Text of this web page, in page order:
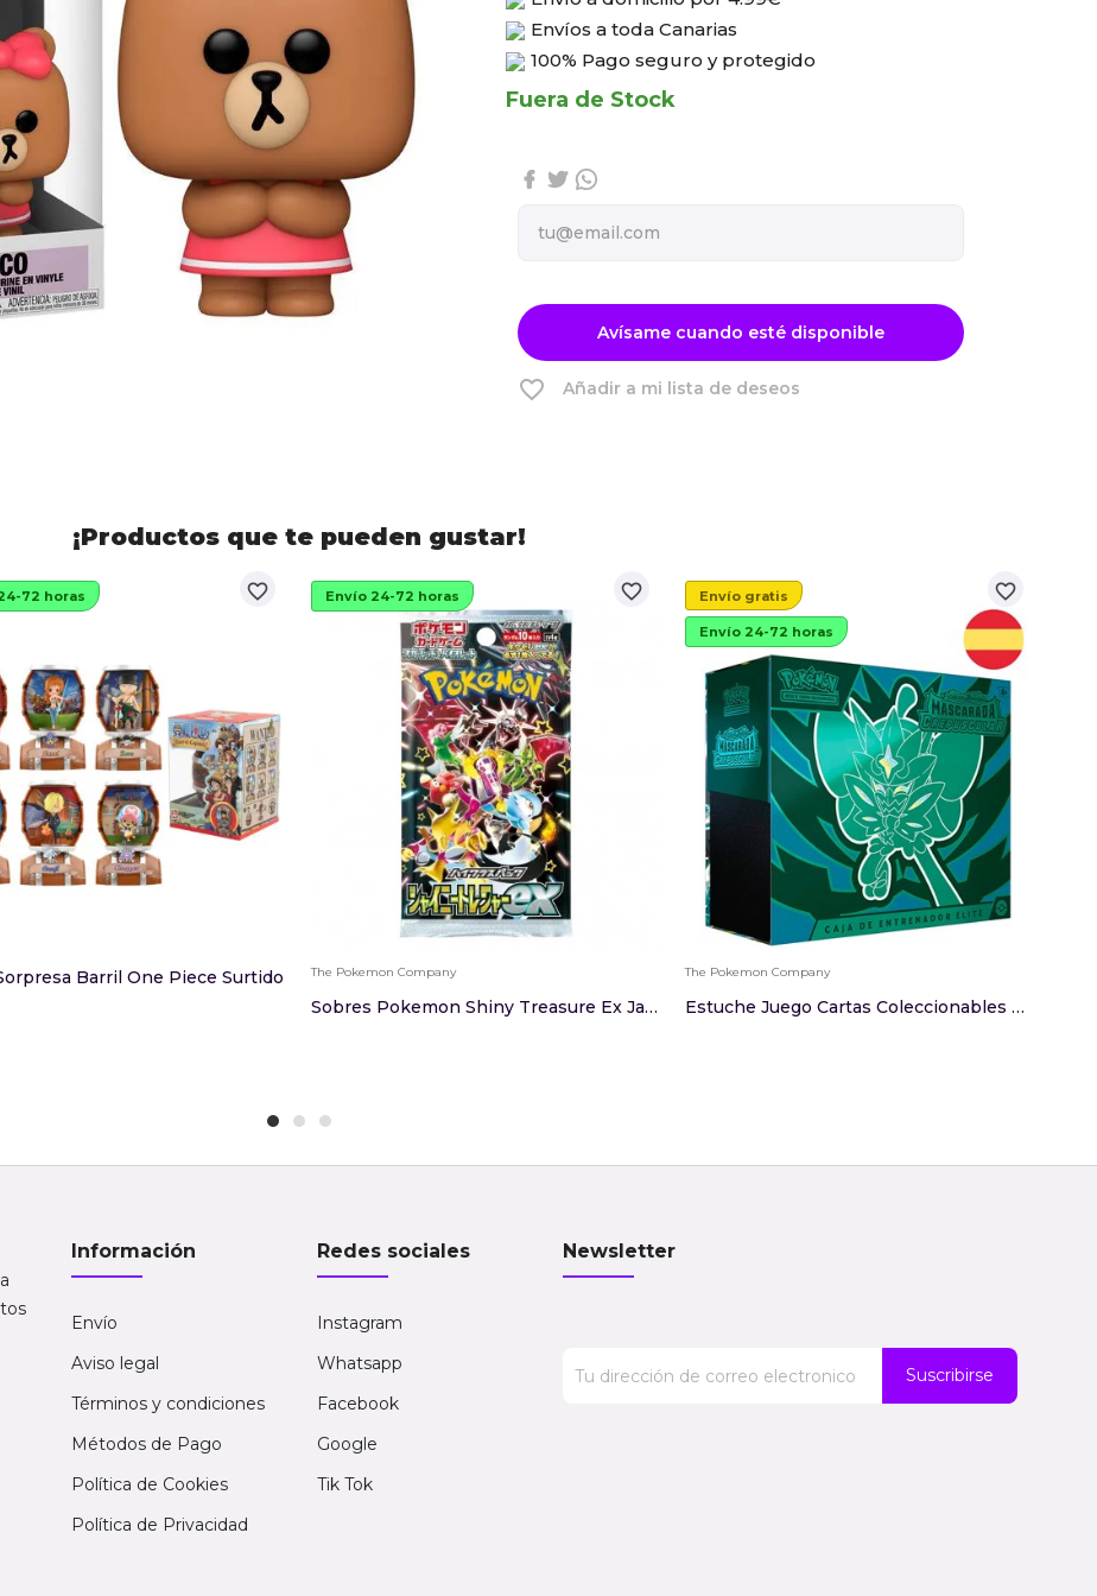
Envíos a toda Canarias
100% Pago seguro y protegido
Fuera de Stock
Avísame cuando esté disponible
favorite_border Añadir a mi lista de deseos
¡Productos que te pueden gustar!
favorite_border
72 horas
Barril One Piece Surtido
favorite_border
Envío 24-72 horas
The Pokemon Company
Sobres Pokemon Shiny Treasure Ex Japones
favorite_border
Envío gratis
Envío 24-72 horas
The Pokemon Company
Estuche Juego Cartas Coleccionables Mascarada C...
Información
Envío
Aviso legal
Términos y condiciones
Métodos de Pago
Política de Cookies
Política de Privacidad
Redes sociales
Instagram
Whatsapp
Facebook
Google
Tik Tok
Newsletter